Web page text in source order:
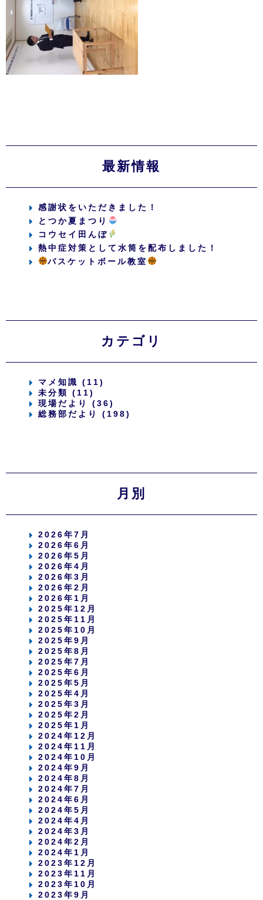
最新情報
感謝状をいただきました！
とつか夏まつり
コウセイ田んぼ
熱中症対策として水筒を配布しました！
バスケットボール教室
カテゴリ
マメ知識 (11)
未分類 (11)
現場だより (36)
総務部だより (198)
月別
2026年7月
2026年6月
2026年5月
2026年4月
2026年3月
2026年2月
2026年1月
2025年12月
2025年11月
2025年10月
2025年9月
2025年8月
2025年7月
2025年6月
2025年5月
2025年4月
2025年3月
2025年2月
2025年1月
2024年12月
2024年11月
2024年10月
2024年9月
2024年8月
2024年7月
2024年6月
2024年5月
2024年4月
2024年3月
2024年2月
2024年1月
2023年12月
2023年11月
2023年10月
2023年9月